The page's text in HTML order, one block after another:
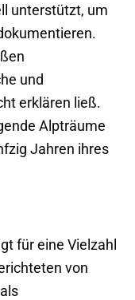
unterstützt, um
und
erklären ließ.
Alpträume
Jahren ihres
für eine Vielzahl
von